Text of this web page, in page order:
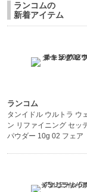
ランコムの
新着アイテム
ランコム
タンイドル ウルトラ ウ
ン リファイニング セッ
パウダー 10g 02 フェア